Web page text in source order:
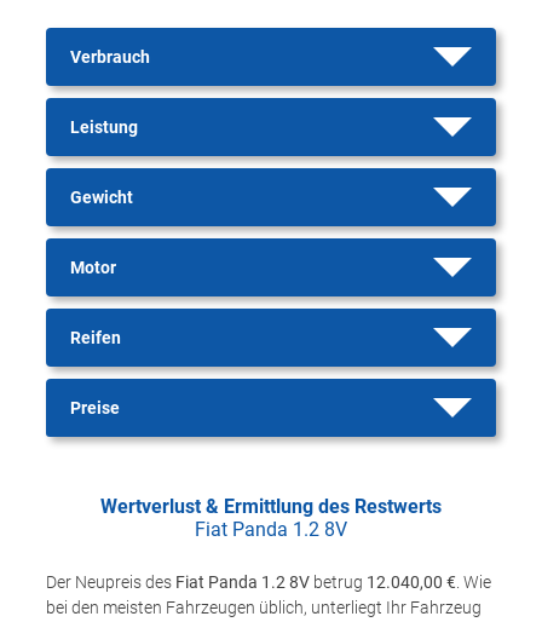
Verbrauch
Leistung
Gewicht
Motor
Reifen
Preise
Wertverlust & Ermittlung des Restwerts
Fiat Panda 1.2 8V
Der Neupreis des Fiat Panda 1.2 8V betrug 12.040,00 € . Wie
bei den meisten Fahrzeugen üblich, unterliegt Ihr Fahrzeug